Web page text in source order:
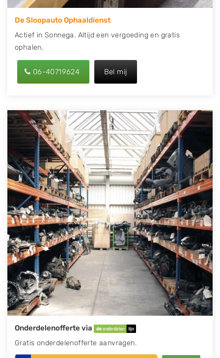
De Sloopauto Ophaaldienst
Actief in Sonnega. Altijd een vergoeding en gratis
ophalen.
06-40719624 Bel mij
Onderdelenofferte via
Gratis onderdelenofferte aanvragen.